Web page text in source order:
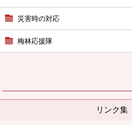
災害時の対応
梅林応援隊
リンク集